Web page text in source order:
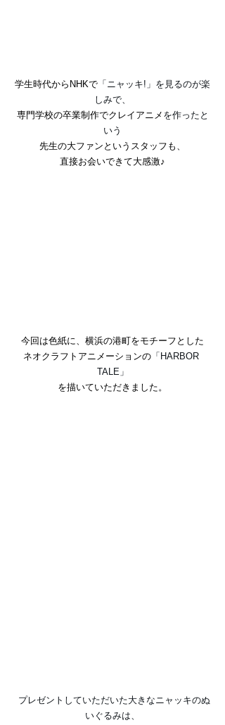
学生時代からNHKで 「ニャッキ!」を見るのが楽
しみで、
専門学校の卒業制作でクレイアニメ を作ったと
いう
先生の大ファンというスタッフも、
直接お会いできて大感激♪
今回は色紙に、横浜の港町をモチーフとした
ネオクラフトアニメーションの 「HARBOR
TALE」
を描いていただきました。
プレゼントしていただいた大きなニャッキのぬ
いぐるみは、